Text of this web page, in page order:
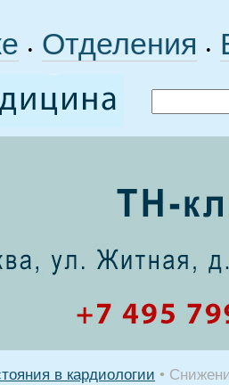
• Отделения •
в кардиологии •